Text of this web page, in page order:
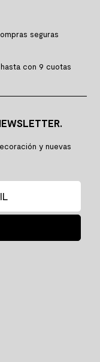
seguras
hasta con 9 cuotas
y nuevas